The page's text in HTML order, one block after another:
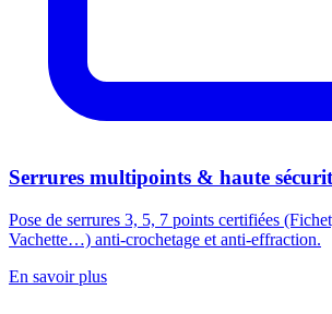
Serrures multipoints & haute
Pose de serrures 3, 5, 7 points certifiées
Vachette…) anti-crochetage et anti-effraction.
En savoir plus